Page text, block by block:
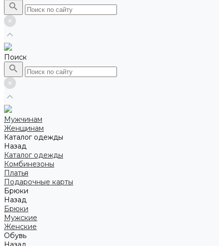
Поиск
Мужчинам
Женщинам
Каталог одежды
Назад
Каталог одежды
Комбинезоны
Платья
Подарочные карты
Брюки
Назад
Брюки
Мужские
Женские
Обувь